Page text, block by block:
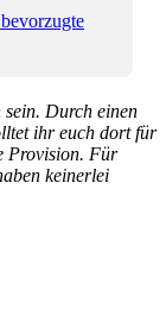
Durch einen
ihr euch dort für
Provision. Für
keinerlei